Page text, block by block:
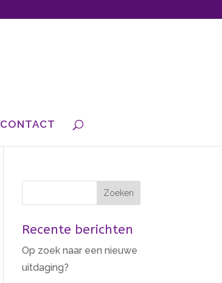
CONTACT
Recente berichten
Op zoek naar een nieuwe
uitdaging?